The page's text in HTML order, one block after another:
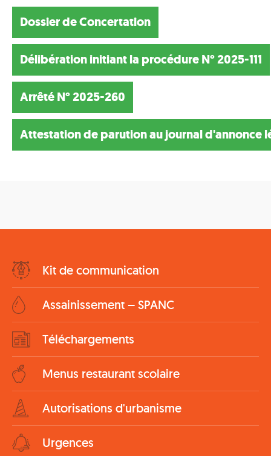
Dossier de Concertation
Délibération initiant la procédure N° 2025-111
Arrêté N° 2025-260
Attestation de parution au journal d'annonce
Menu
Kit de communication
Assainissement – SPANC
Téléchargements
Menus restaurant scolaire
Autorisations d'urbanisme
Urgences